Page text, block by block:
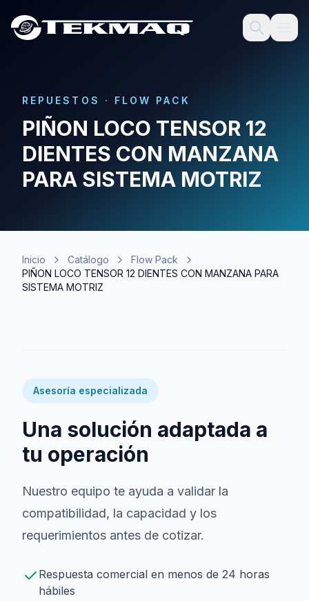
REPUESTOS · FLOW PACK
PIÑON LOCO TENSOR 12
DIENTES CON MANZANA
PARA SISTEMA MOTRIZ
Inicio Catálogo
Flow Pack
PIÑON LOCO TENSOR 12 DIENTES CON MANZANA PARA
SISTEMA MOTRIZ
Asesoría especializada
Una solución adaptada a
tu operación
Nuestro equipo te ayuda a validar la
compatibilidad, la capacidad y los
requerimientos antes de cotizar.
Respuesta comercial en menos de 24 horas
hábiles